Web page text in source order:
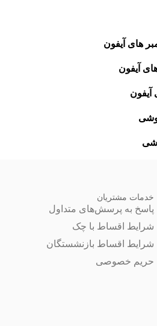
های آیفون
آیفون
آیفون
خدمات مشتریان
پاسخ به پرسش‌های متداول
شرایط اقساط با چک
شرایط اقساط بازنشستگان
حریم خصوصی